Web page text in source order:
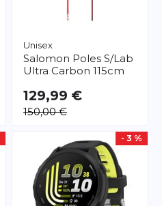
Unisex
Salomon Poles S/Lab
Ultra Carbon 115cm
129,99 €
150,00 €
- 3 %